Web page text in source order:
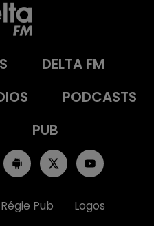
DELTA FM
PODCASTS
PUB
Régie Pub
Logos